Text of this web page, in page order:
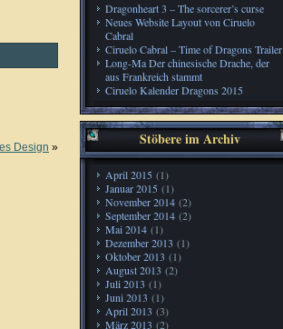
Design »
Dragonheart 3 – The sorcerer’s curse
Neues Website Layout von Ciruelo
Cabral
Ciruelo Cabral – Time of Dragons Trailer
Long-Ma Der chinesische Drache, der
aus Frankreich stammt
Ciruelo Kalender Dragons 2015
Stöbere im Archiv
April 2015 (1)
Januar 2015 (1)
November 2014 (2)
September 2014 (2)
Mai 2014 (1)
Dezember 2013 (1)
Oktober 2013 (1)
August 2013 (2)
Juli 2013 (1)
Juni 2013 (1)
April 2013 (3)
März 2013 (2)